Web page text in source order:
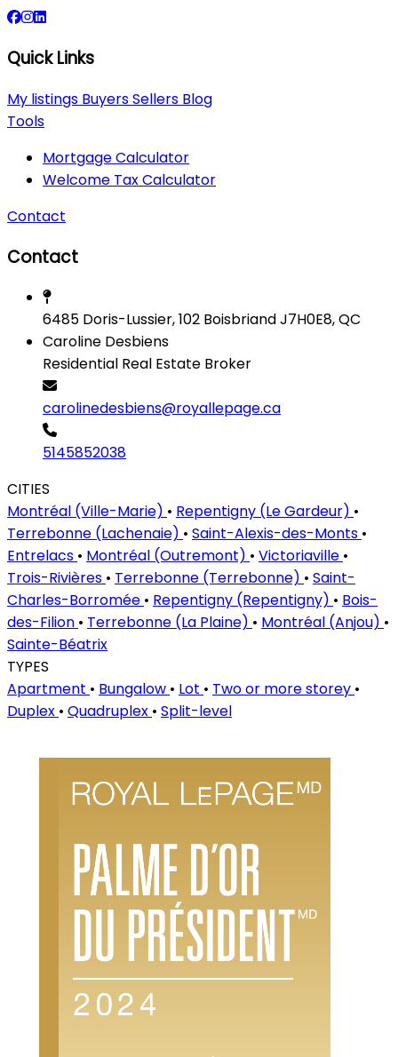
Quick Links
My listings BuyersSellers Blog
Tools
Mortgage Calculator
Welcome Tax Calculator
Contact
Contact
6485 Doris-Lussier, 102 Boisbriand J7H0E8, QC
Caroline Desbiens
Residential Real Estate Broker
carolinedesbiens@royallepage.ca
5145852038
CITIES
Montréal (Ville-Marie) • Repentigny (Le Gardeur) •
Terrebonne (Lachenaie) • Saint-Alexis-des-Monts •
Entrelacs • Montréal (Outremont) • Victoriaville •
Trois-Rivières • Terrebonne (Terrebonne) • Saint-
Charles-Borromée • Repentigny (Repentigny) • Bois-
des-Filion • Terrebonne (La Plaine) • Montréal (Anjou) •
Sainte-Béatrix
TYPES
Apartment • Bungalow • Lot • Two or more storey •
Duplex • Quadruplex • Split-level